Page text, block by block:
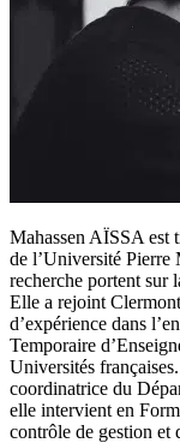
Mahassen AÏSSA est
de l’Université Pierre
recherche portent sur
Elle a rejoint
d’expérience dans
Temporaire
Universités
coordinatrice du
elle intervient en
contrôle de gestion et